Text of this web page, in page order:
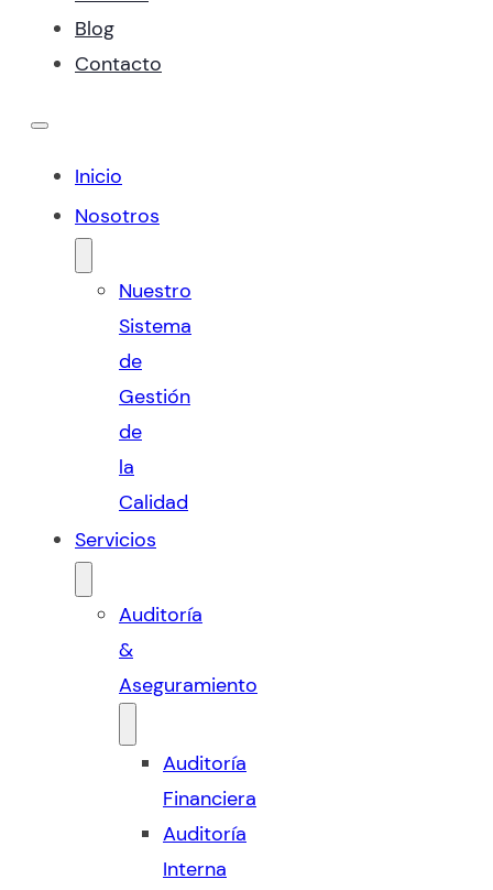
Blog
Contacto
Inicio
Nosotros
Nuestro
Sistema
de
Gestión
de
la
Calidad
Servicios
Auditoría
&
Aseguramiento
Auditoría
Financiera
Auditoría
Interna